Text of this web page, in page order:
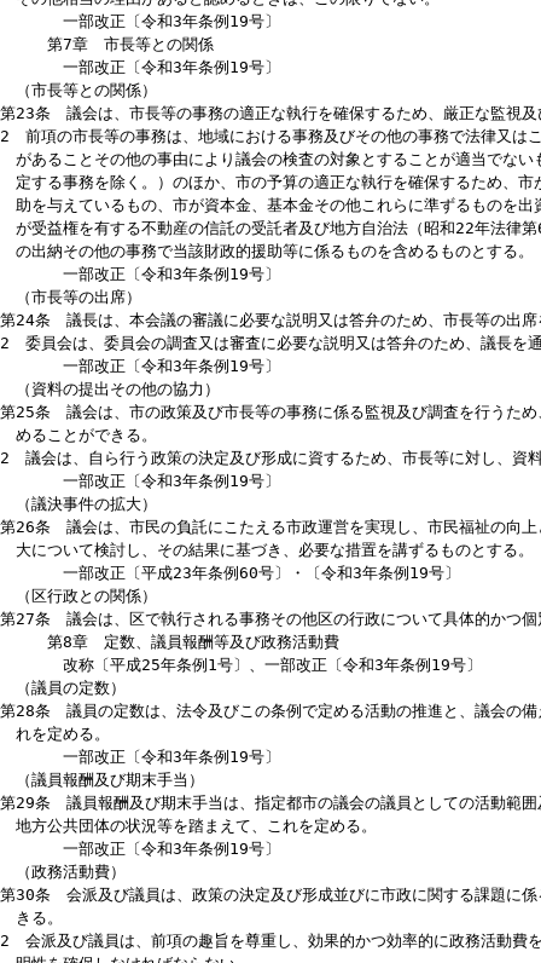
一部改正〔令和3年条例19号〕
（傍聴等）
第20条 本会議及び委員会は、市民が主体的に市政に参画することが
い。ただし、個人の権利利益の侵害その他相当の理由があると認め
一部改正〔令和3年条例19号〕
（広報）
第21条 議会は、市民が議会における決定の過程及び結果に関する情
法により広報の充実に努めなければならない。
一部改正〔令和3年条例19号〕
（会議録等）
第22条 議長は、本会議の議事等の会議録を作成し、及び保管する。
2 委員会の議事等の記録は、委員長が作成し、議長が保管する。
3 第1項の会議録及び前項の記録は、写しの閲覧、インターネットの
その他相当の理由があると認めるときは、この限りでない。
一部改正〔令和3年条例19号〕
第7章 市長等との関係
一部改正〔令和3年条例19号〕
（市長等との関係）
第23条 議会は、市長等の事務の適正な執行を確保するため、厳正な
2 前項の市長等の事務は、地域における事務及びその他の事務で法
があることその他の事由により議会の検査の対象とすることが適
定する事務を除く。）のほか、市の予算の適正な執行を確保するた
助を与えているもの、市が資本金、基本金その他これらに準ずるも
が受益権を有する不動産の信託の受託者及び地方自治法（昭和22
の出納その他の事務で当該財政的援助等に係るものを含めるものと
一部改正〔令和3年条例19号〕
（市長等の出席）
第24条 議長は、本会議の審議に必要な説明又は答弁のため、市長等
2 委員会は、委員会の調査又は審査に必要な説明又は答弁のため、議
一部改正〔令和3年条例19号〕
（資料の提出その他の協力）
第25条 議会は、市の政策及び市長等の事務に係る監視及び調査を行
めることができる。
2 議会は、自ら行う政策の決定及び形成に資するため、市長等に対
一部改正〔令和3年条例19号〕
（議決事件の拡大）
第26条 議会は、市民の負託にこたえる市政運営を実現し、市民福祉
大について検討し、その結果に基づき、必要な措置を講ずるものと
一部改正〔平成23年条例60号〕・〔令和3年条例19号〕